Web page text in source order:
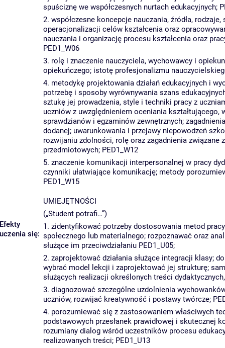
Efekty
uczenia się:
spuściznę we współczesnych nurtach edukacyjnych;
2. współczesne koncepcje nauczania, źródła,
operacjonalizacji celów kształcenia oraz
nauczania i organizację procesu kształcenia oraz
PED1_W06
3. rolę i znaczenie nauczyciela, wychowawcy i
opiekuńczego; istotę profesjonalizmu
4. metodykę projektowania działań edukacyjnych i
potrzebę i sposoby wyrównywania szans
sztukę jej prowadzenia, style i techniki pracy z
uczniów z uwzględnieniem oceniania
sprawdzianów i egzaminów zewnętrznych;
dodanej; uwarunkowania i przejawy niepowodzeń
rozwijaniu zdolności, rolę oraz zagadnienia
przedmiotowych; PED1_W12
5. znaczenie komunikacji interpersonalnej w pracy
czynniki ułatwiające komunikację; metody
PED1_W15
UMIEJĘTNOŚCI
(„Student potrafi…”)
1. zidentyfikować potrzeby dostosowania metod
społecznego lub materialnego; rozpoznawać oraz
służące im przeciwdziałaniu PED1_U05;
2. zaprojektować działania służące integracji klasy;
wybrać model lekcji i zaprojektować jej strukturę;
służących realizacji określonych treści
3. diagnozować szczególne uzdolnienia
uczniów, rozwijać kreatywność i postawy twórcze;
4. porozumiewać się z zastosowaniem właściwych
podstawowych przesłanek prawidłowej i skutecznej
rozumiany dialog wśród uczestników procesu
realizowanych treści; PED1_U13